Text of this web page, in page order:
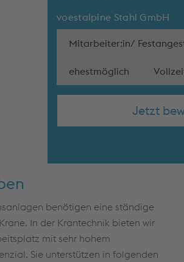
voestalpine Stahl GmbH
Mitarbeiter:in/
ehestmöglich
Jetzt
benötigen eine ständige
In der Krantechnik bieten wir
mit sehr hohem
Sie unterstützen in folgenden